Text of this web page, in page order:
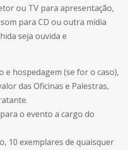
ou TV para apresentação,
para CD ou outra mídia
seja ouvida e
e hospedagem (se for o caso),
das Oficinas e Palestras,
o evento a cargo do
10 exemplares de quaisquer